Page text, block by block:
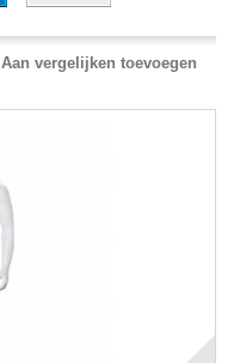
Aan vergelijken toevoegen